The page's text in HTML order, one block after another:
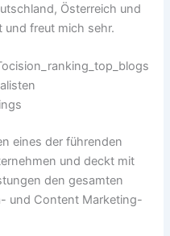
Österreich und
und freut mich sehr.
eines der führenden
und deckt mit
den gesamten
und Content Marketing-